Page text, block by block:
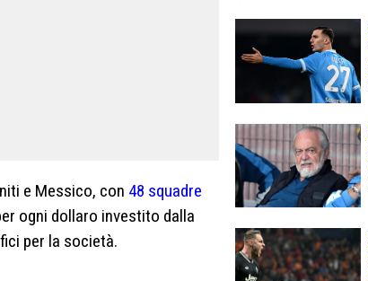
e Messico, con 48 squadre
ogni dollaro investito dalla
per la società.